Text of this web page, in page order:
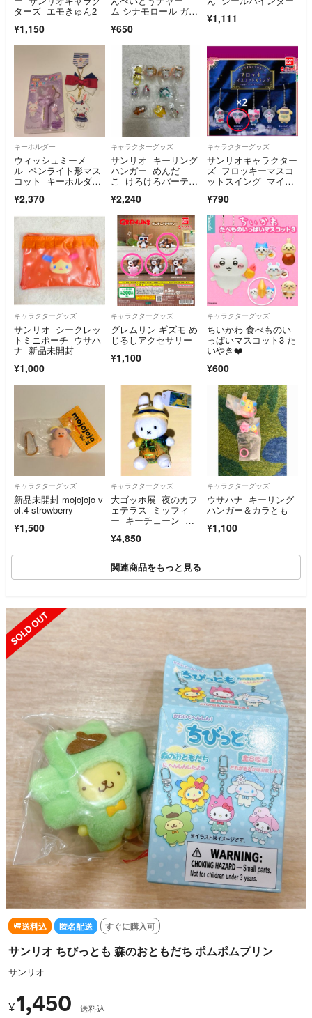
ターズ エモきゅん2
¥1,150
ム シナモロール ガチ
¥650
¥1,111
キーホルダー
ウィッシュミーメ
ル ペンライト形マス
コット キーホルダ
¥2,370
キャラクターグッズ
サンリオ キーリング
ハンガー めんだ
こ けろけろパーティ
¥2,240
キャラクターグッズ
サンリオキャラクター
ズ フロッキーマスコ
ットスイング マイメ
¥790
キャラクターグッズ
サンリオ シークレッ
トミニポーチ ウサハ
ナ 新品未開封
¥1,000
キャラクターグッズ
グレムリン ギズモ め
じるしアクセサリー
¥1,100
キャラクターグッズ
ちいかわ 食べものい
っぱいマスコット3 た
いやき❤️
¥600
キャラクターグッズ
新品未開封 mojojojo v
ol.4 strowberry
¥1,500
キャラクターグッズ
大ゴッホ展 夜のカフ
ェテラス ミッフィ
ー キーチェーン ぬ
使用 タグ付き
¥4,850
キャラクターグッズ
ウサハナ キーリング
ハンガー＆カラとも
¥1,100
関連商品をもっと見る
送料込 匿名配送 すぐに購入可
サンリオ ちびっとも 森のおともだち ポムポムプリン
サンリオ
¥1,450 送料込